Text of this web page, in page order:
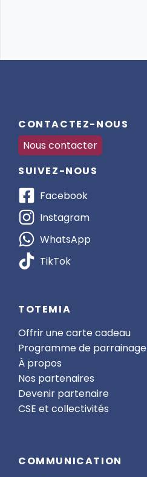
CONTACTEZ-NOUS
Nous contacter
SUIVEZ-NOUS
Facebook
Instagram
WhatsApp
TikTok
TOTEMIA
Offrir une carte cadeau
Programme de parrainage
À propos
Nos partenaires
Devenir partenaire
CSE et collectivités
COMMUNICATION